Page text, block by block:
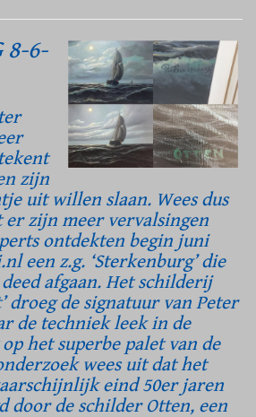
8-6-
zijn
uit willen slaan. Wees dus
zijn meer vervalsingen
ontdekten begin juni
een z.g. ‘Sterkenburg’ die
afgaan. Het schilderij
droeg de signatuur van Peter
de techniek leek in de
het superbe palet van de
wees uit dat het
eind 50er jaren
door de schilder Otten, een